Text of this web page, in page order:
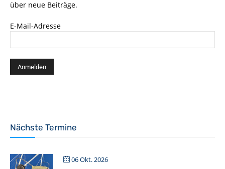
über neue Beiträge.
E-Mail-Adresse
Nächste Termine
06 Okt. 2026